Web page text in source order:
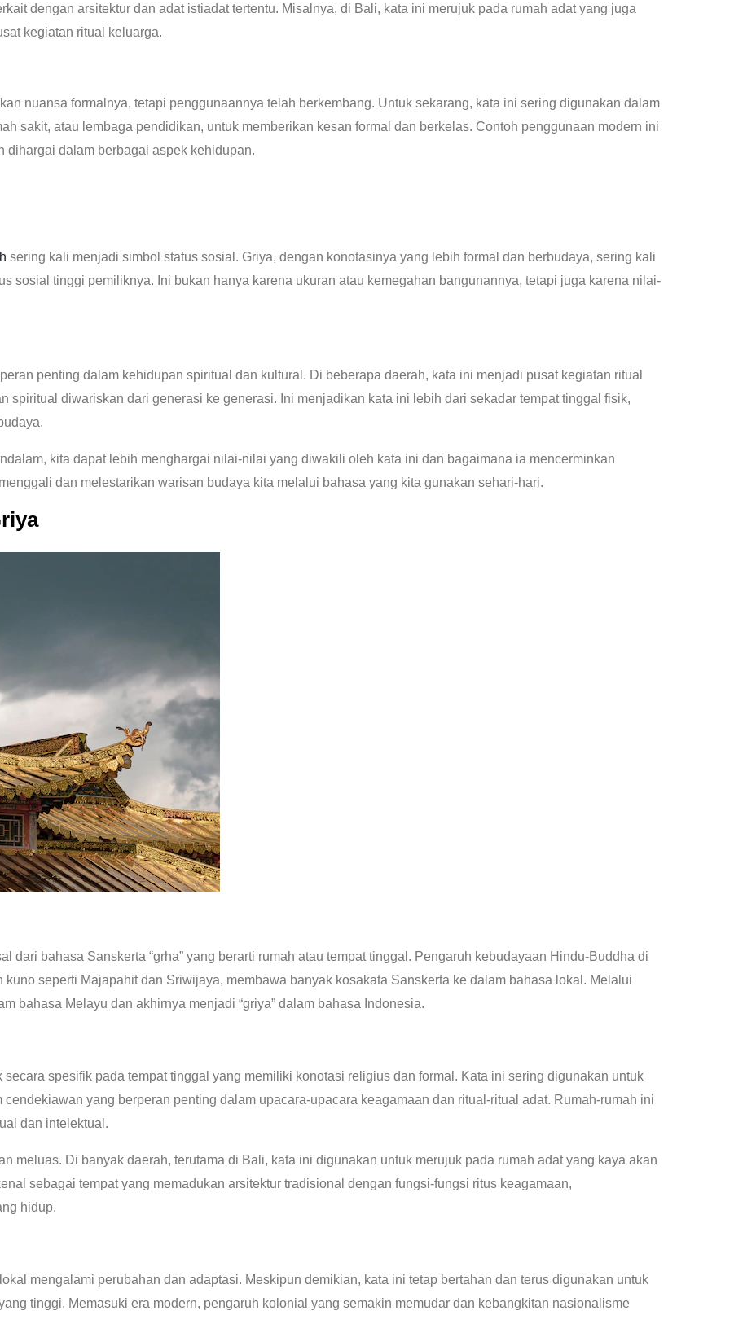
dengan arsitektur dan adat istiadat tertentu. Misalnya, di Bali, kata ini merujuk pada rumah adat yang juga
kegiatan ritual keluarga.
nuansa formalnya, tetapi penggunaannya telah berkembang. Untuk sekarang, kata ini sering digunakan dalam
sakit, atau lembaga pendidikan, untuk memberikan kesan formal dan berkelas. Contoh penggunaan modern ini
dihargai dalam berbagai aspek kehidupan.
sering kali menjadi simbol status sosial. Griya, dengan konotasinya yang lebih formal dan berbudaya, sering kali
sosial tinggi pemiliknya. Ini bukan hanya karena ukuran atau kemegahan bangunannya, tetapi juga karena nilai-
penting dalam kehidupan spiritual dan kultural. Di beberapa daerah, kata ini menjadi pusat kegiatan ritual
spiritual diwariskan dari generasi ke generasi. Ini menjadikan kata ini lebih dari sekadar tempat tinggal fisik,
kita dapat lebih menghargai nilai-nilai yang diwakili oleh kata ini dan bagaimana ia mencerminkan
dan melestarikan warisan budaya kita melalui bahasa yang kita gunakan sehari-hari.
dari bahasa Sanskerta “gṛha” yang berarti rumah atau tempat tinggal. Pengaruh kebudayaan Hindu-Buddha di
seperti Majapahit dan Sriwijaya, membawa banyak kosakata Sanskerta ke dalam bahasa lokal. Melalui
bahasa Melayu dan akhirnya menjadi “griya” dalam bahasa Indonesia.
spesifik pada tempat tinggal yang memiliki konotasi religius dan formal. Kata ini sering digunakan untuk
yang berperan penting dalam upacara-upacara keagamaan dan ritual-ritual adat. Rumah-rumah ini
dan intelektual.
meluas. Di banyak daerah, terutama di Bali, kata ini digunakan untuk merujuk pada rumah adat yang kaya akan
sebagai tempat yang memadukan arsitektur tradisional dengan fungsi-fungsi ritus keagamaan,
hidup.
mengalami perubahan dan adaptasi. Meskipun demikian, kata ini tetap bertahan dan terus digunakan untuk
tinggi. Memasuki era modern, pengaruh kolonial yang semakin memudar dan kebangkitan nasionalisme